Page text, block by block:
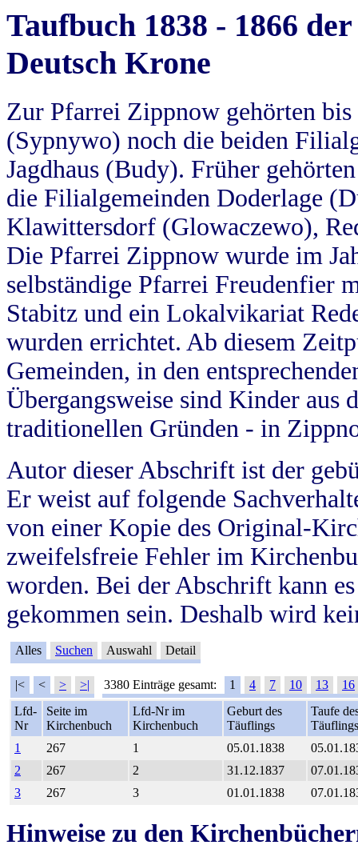
Taufbuch 1838 - 1866
Deutsch Krone
Zur Pfarrei Zippnow gehörten
(Sypnywo) noch die beiden
Jagdhaus (Budy). Früher
die Filialgemeinden Doderlage
Klawittersdorf (Glowaczewo),
Die Pfarrei Zippnow wurde im
selbständige Pfarrei Freudenfier
Stabitz und ein Lokalvikariat
wurden errichtet. Ab diesem
Gemeinden, in den
Übergangsweise sind Kinder aus
traditionellen Gründen - in
Autor dieser Abschrift ist der
Er weist auf folgende
von einer Kopie des Original-
zweifelsfreie Fehler im
worden. Bei der Abschrift kann
gekommen sein. Deshalb wird
Alles Suchen Auswahl Detail
|< < > >| 3380 Einträge gesamt: 1 4 7 10 13
16
Lfd-
Nr
Seite im
Kirchenbuch
Lfd-Nr im
Kirchenbuch
Geburt des
Täuflings
Taufe
Täuflings
1
267 1 05.01.1838
2
267 2 31.12.1837
3
267 3 01.01.1838
Hinweise zu den